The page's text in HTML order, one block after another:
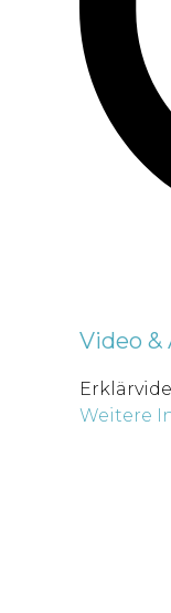
Video &
Weitere